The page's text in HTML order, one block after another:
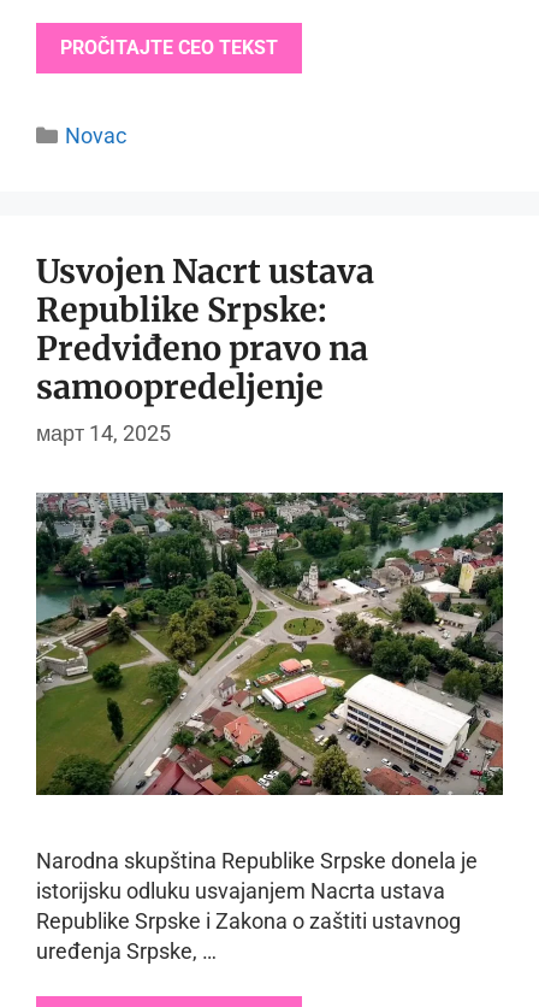
PROČITAJTE CEO TEKST
Categories
Novac
Usvojen Nacrt ustava
Republike Srpske:
Predviđeno pravo na
samoopredeljenje
март 14, 2025
Narodna skupština Republike Srpske donela je
istorijsku odluku usvajanjem Nacrta ustava
Republike Srpske i Zakona o zaštiti ustavnog
uređenja Srpske, …